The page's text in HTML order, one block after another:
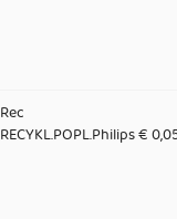
Rec
RECYKL.POPL.Philips €